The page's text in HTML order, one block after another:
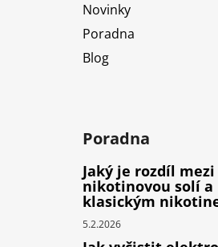
Novinky
Poradna
Blog
Poradna
Jaký je rozdíl mezi
nikotinovou solí a
klasickým
5.2.2026